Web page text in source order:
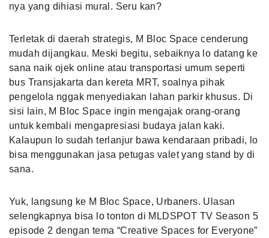
nya yang dihiasi mural. Seru kan?
Terletak di daerah strategis, M Bloc Space cenderung
mudah dijangkau. Meski begitu, sebaiknya lo datang ke
sana naik ojek online atau transportasi umum seperti
bus Transjakarta dan kereta MRT, soalnya pihak
pengelola nggak menyediakan lahan parkir khusus. Di
sisi lain, M Bloc Space ingin mengajak orang-orang
untuk kembali mengapresiasi budaya jalan kaki.
Kalaupun lo sudah terlanjur bawa kendaraan pribadi, lo
bisa menggunakan jasa petugas valet yang stand by di
sana.
Yuk, langsung ke M Bloc Space, Urbaners. Ulasan
selengkapnya bisa lo tonton di MLDSPOT TV Season 5
episode 2 dengan tema “Creative Spaces for Everyone”